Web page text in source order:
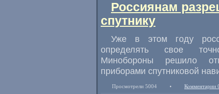
Россиянам
спутнику
Уже в этом году
определять свое
Минобороны решило
приборами спутниковой
Просмотрели 5004 • Комментарии